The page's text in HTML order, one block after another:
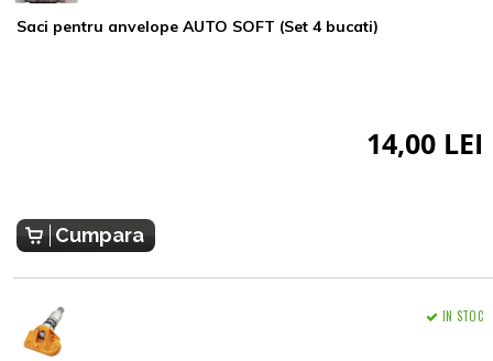
Saci pentru anvelope AUTO SOFT (Set 4 bucati)
14,00 LEI
Cumpara
IN STOC